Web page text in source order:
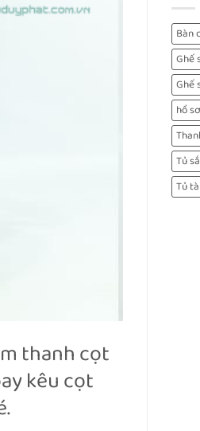
thanh cọt
kêu cọt
Bàn
Ghế
Ghế
hồ sơ
Tủ
Tủ